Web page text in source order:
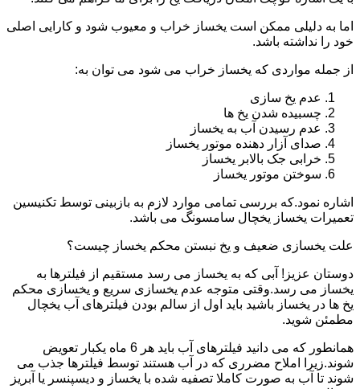
اما به دلیلی ممکن است یخساز خراب و معیوب شود و کارایی اصلی
خود را نداشته باشد.
از جمله مواردی که یخساز خراب می شود می توان به:
عدم یخ سازی
چسبیده شدن یخ ها
عدم رسیدن آب به یخساز
صدای آزار دهنده موتور یخساز
خرابی جک بالابر یخساز
سوختن موتور یخساز
اشاره نمود.که بررسی تمامی موارد لازم به بازبینی توسط تکنیسین
تعمیرات یخساز یخچال سامسونگ می باشد.
علت یخسازی ضعیف و یخ نبستن محکم یخساز چیست؟
دوستان عزیز! آبی که به یخساز می رسد مستقیم از فیلترها به
یخساز می رسد.وقتی متوجه عدم یخسازی سریع و یخسازی محکم
یخ ها در یخساز باشید باید اول از سالم بودن فیلترهای آب یخچال
مطمئن شوید.
همانطور که می دانید فیلترهای آب باید هر 6 ماه یکبار تعویض
شوند.زیرا املاح مضرری که در آب هستند توسط فیلترها جذب می
شوند تا آب به صورت کاملا تصفیه شده با یخساز و دیسپنسر یا آبریز